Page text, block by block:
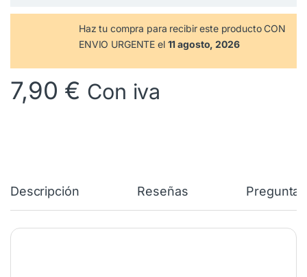
Haz tu compra para recibir este producto CON
ENVIO URGENTE el 11 agosto, 2026
7,90 € Con iva
Descripción Reseñas